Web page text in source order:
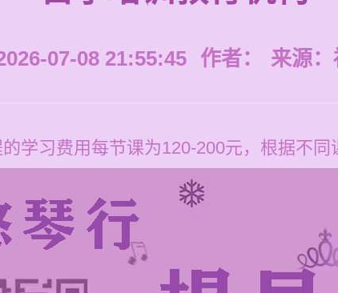
07-08 21:55:45 作者： 来源：
学习费用每节课为120-200元，根据不同